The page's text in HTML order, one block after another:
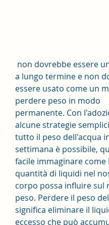
a lungo termine e non
essere usato come un
perdere peso in modo
permanente. Con
alcune strategie
tutto il peso dell'acqua
settimana è possibile,
facile immaginare come
quantità di liquidi nel
corpo possa influire sul
peso. Perdere il peso
significa eliminare il
eccesso che può